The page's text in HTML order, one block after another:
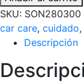
BRILLO
Y
CERA
Paso
SKU: SON280300
car care, cuidado,
Descripción